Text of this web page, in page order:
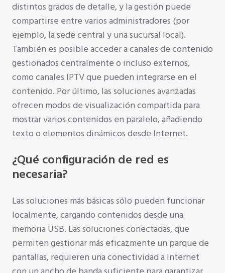
distintos grados de detalle, y la gestión puede
compartirse entre varios administradores (por
ejemplo, la sede central y una sucursal local).
También es posible acceder a canales de contenido
gestionados centralmente o incluso externos,
como canales IPTV que pueden integrarse en el
contenido. Por último, las soluciones avanzadas
ofrecen modos de visualización compartida para
mostrar varios contenidos en paralelo, añadiendo
texto o elementos dinámicos desde Internet.
¿Qué configuración de red es
necesaria?
Las soluciones más básicas sólo pueden funcionar
localmente, cargando contenidos desde una
memoria USB. Las soluciones conectadas, que
permiten gestionar más eficazmente un parque de
pantallas, requieren una conectividad a Internet